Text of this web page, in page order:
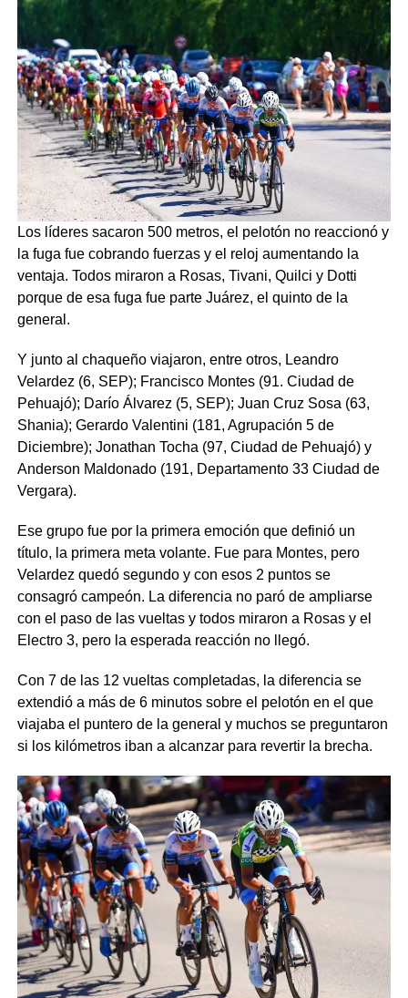
Los líderes sacaron 500 metros, el pelotón no reaccionó y
la fuga fue cobrando fuerzas y el reloj aumentando la
ventaja. Todos miraron a Rosas, Tivani, Quilci y Dotti
porque de esa fuga fue parte Juárez, el quinto de la
general.
Y junto al chaqueño viajaron, entre otros, Leandro
Velardez (6, SEP); Francisco Montes (91. Ciudad de
Pehuajó); Darío Álvarez (5, SEP); Juan Cruz Sosa (63,
Shania); Gerardo Valentini (181, Agrupación 5 de
Diciembre); Jonathan Tocha (97, Ciudad de Pehuajó) y
Anderson Maldonado (191, Departamento 33 Ciudad de
Vergara).
Ese grupo fue por la primera emoción que definió un
título, la primera meta volante. Fue para Montes, pero
Velardez quedó segundo y con esos 2 puntos se
consagró campeón. La diferencia no paró de ampliarse
con el paso de las vueltas y todos miraron a Rosas y el
Electro 3, pero la esperada reacción no llegó.
Con 7 de las 12 vueltas completadas, la diferencia se
extendió a más de 6 minutos sobre el pelotón en el que
viajaba el puntero de la general y muchos se preguntaron
si los kilómetros iban a alcanzar para revertir la brecha.